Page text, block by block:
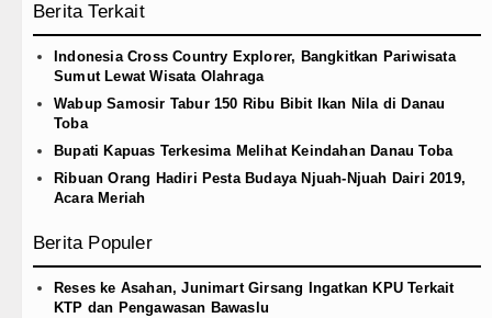
Berita Terkait
Indonesia Cross Country Explorer, Bangkitkan Pariwisata
Sumut Lewat Wisata Olahraga
Wabup Samosir Tabur 150 Ribu Bibit Ikan Nila di Danau
Toba
Bupati Kapuas Terkesima Melihat Keindahan Danau Toba
Ribuan Orang Hadiri Pesta Budaya Njuah-Njuah Dairi 2019,
Acara Meriah
Berita Populer
Reses ke Asahan, Junimart Girsang Ingatkan KPU Terkait
KTP dan Pengawasan Bawaslu